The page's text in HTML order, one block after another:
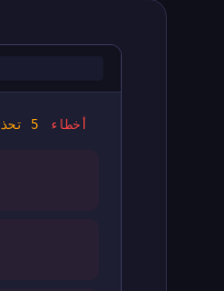
3 أخطاء 5 تحذيرات